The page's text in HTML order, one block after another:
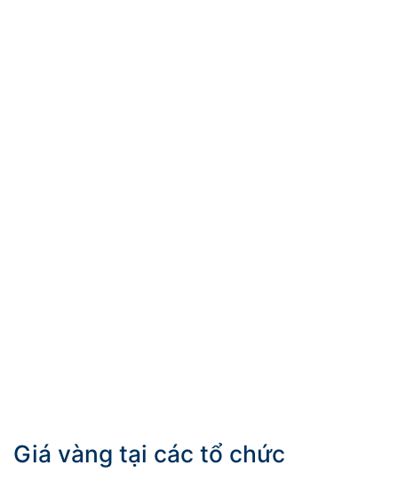
Giá vàng tại các tổ chức